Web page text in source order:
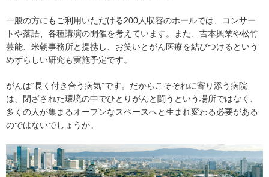
一般の方にもご利用いただける200人収容のホールでは、コンサー
トや落語、各種講演の開催を考えています。また、吉本興業や松竹
芸能、米朝事務所と提携し、お笑いとがん医療を結びつけるという
めずらしい研究も実施予定です。
がんは“長く付き合う病気”です。だからこそそれに寄り添う病院
は、閉ざされた環境の中でひとりがんと闘うという場所ではなく、
多くの人が集まるオープンなスペースへと生まれ変わる必要がある
のではないでしょうか。